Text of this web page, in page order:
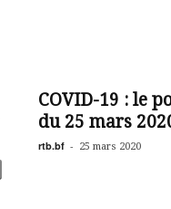
COVID-19 : le
du 25 mars
rtb.bf - 25 mars 2020